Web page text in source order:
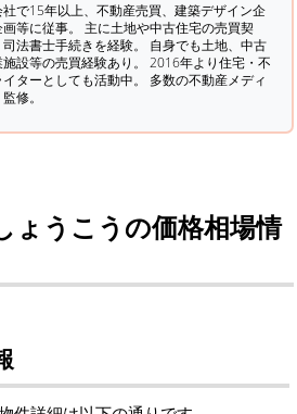
で15年以上、不動産売買、建築デザイン企
等に従事。 主に土地や中古住宅の売買契
法書士手続きを経験。 自身でも土地、中古
設等の売買経験あり。 2016年より住宅・不
ターとしても活動中。 多数の不動産メディ
修。
ょうこうの価格相場情